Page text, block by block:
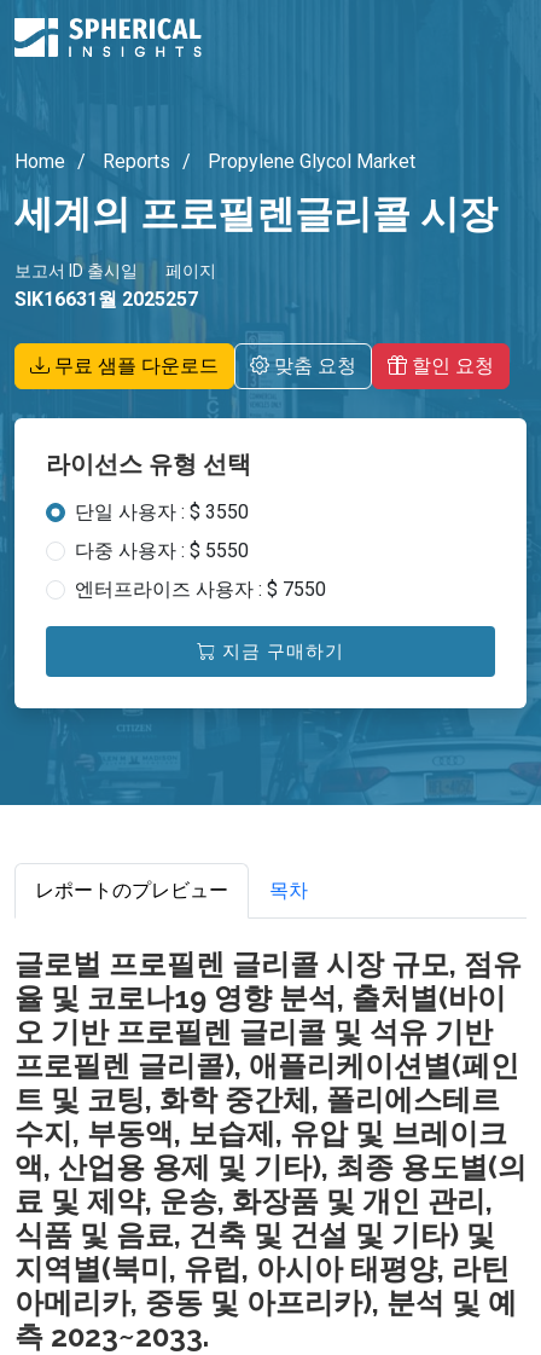
Home Reports Propylene Glycol Market
세계의 프로필렌글리콜 시장
보고서 ID
SIK1663
출시일
1월 2025
페이지
257
무료 샘플 다운로드 맞춤 요청 할인 요청
라이선스 유형 선택
단일 사용자 : $ 3550
다중 사용자 : $ 5550
엔터프라이즈 사용자 : $ 7550
지금 구매하기
レポートのプレビュー 목차
글로벌 프로필렌 글리콜 시장 규모, 점유
율 및 코로나19 영향 분석, 출처별(바이
오 기반 프로필렌 글리콜 및 석유 기반
프로필렌 글리콜), 애플리케이션별(페인
트 및 코팅, 화학 중간체, 폴리에스테르
수지, 부동액, 보습제, 유압 및 브레이크
액, 산업용 용제 및 기타), 최종 용도별(의
료 및 제약, 운송, 화장품 및 개인 관리,
식품 및 음료, 건축 및 건설 및 기타) 및
지역별(북미, 유럽, 아시아 태평양, 라틴
아메리카, 중동 및 아프리카), 분석 및 예
측 2023~2033.